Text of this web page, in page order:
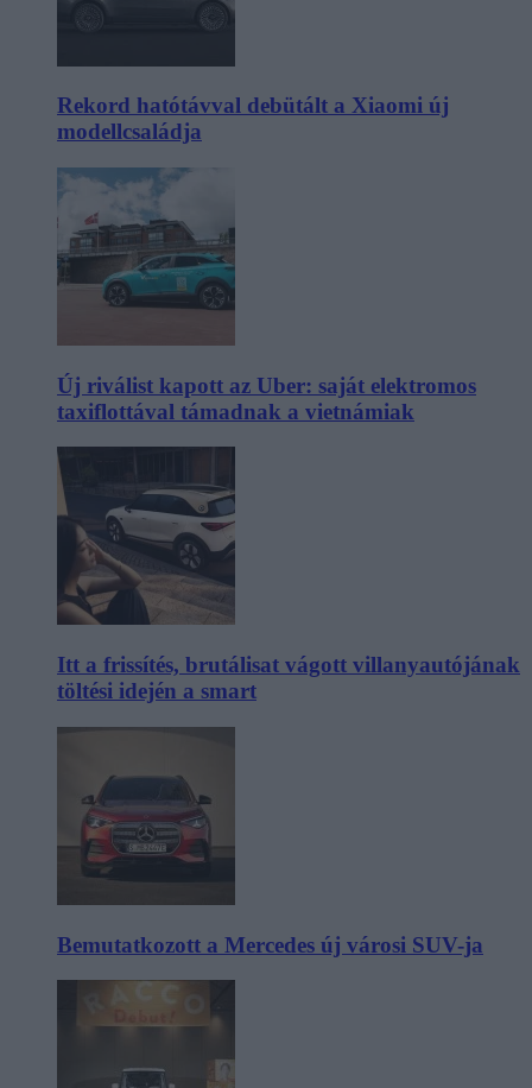
Rekord hatótávval debütált a Xiaomi új
modellcsaládja
Új riválist kapott az Uber: saját elektromos
taxiflottával támadnak a vietnámiak
Itt a frissítés, brutálisat vágott villanyautójának
töltési idején a smart
Bemutatkozott a Mercedes új városi SUV-ja